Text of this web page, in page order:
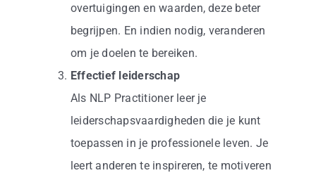
overtuigingen en waarden, deze beter
begrijpen. En indien nodig, veranderen
om je doelen te bereiken.
Effectief leiderschap
Als NLP Practitioner leer je
leiderschapsvaardigheden die je kunt
toepassen in je professionele leven. Je
leert anderen te inspireren, te motiveren